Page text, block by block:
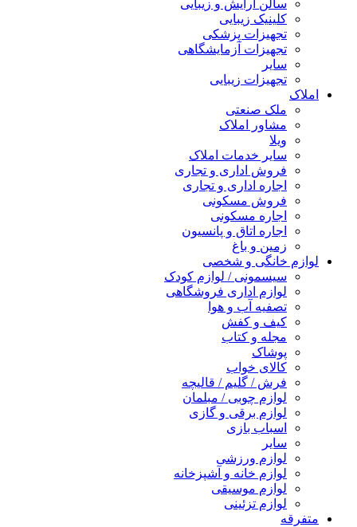
سالن آرایش و زیبایی
کلینیک زیبایی
تجهیزات پزشکی
تجهیزات آزمایشگاهی
سایر
تجهیزات زیبایی
املاک
ملک صنعتی
مشاور املاک
ویلا
سایر خدمات املاک
فروش اداری و تجاری
اجاره اداری و تجاری
فروش مسکونی
اجاره مسکونی
اجاره اتاق و پانسیون
زمین و باغ
لوازم خانگی و شخصی
سیسمونی / لوازم کودک
لوازم اداری فروشگاهی
تصفیه آب و هوا
کیف و کفش
مجله و کتاب
پوشاک
کالای خواب
فرش / گلیم / قالیچه
لوازم چوبی / مبلمان
لوازم برقی و گازی
اسباب بازی
سایر
لوازم ورزشی
لوازم خانه و آشپزخانه
لوازم موسیقی
لوازم تزئینی
متفرقه